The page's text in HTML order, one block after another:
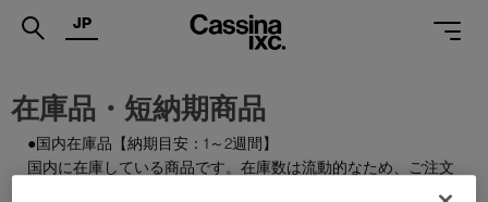
.
SERVICES
JP
在庫品・短納期商品
●国内在庫品【納期目安：1～2週間】
国内に在庫している商品です。在庫数は流動的なため、ご注文